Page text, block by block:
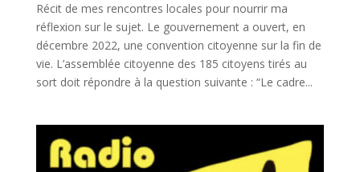
Récit de mes rencontres locales pour nourrir ma
réflexion sur le sujet. Le gouvernement a ouvert, en
décembre 2022, une convention citoyenne sur la fin de
vie. L’assemblée citoyenne des 185 citoyens tirés au
sort doit répondre à la question suivante : “Le cadre...